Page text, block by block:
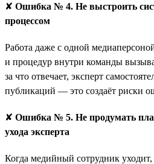
✘ Ошибка № 4. Не выстроить
процессом
Работа даже с одной
и процедур внутри команды
за что отвечает, эксперт
публикаций — это создаёт риски
✘ Ошибка № 5. Не продумать
ухода эксперта
Когда медийный сотрудник